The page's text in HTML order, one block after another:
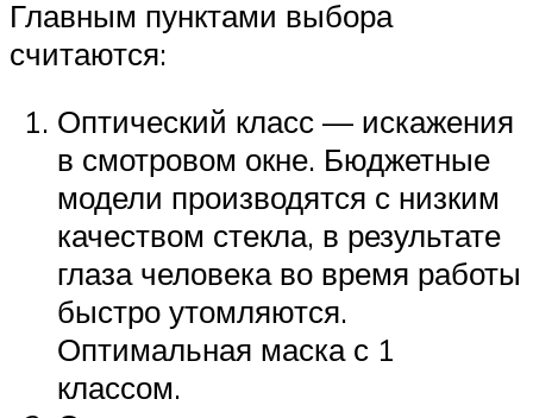
Главным пунктами выбора
считаются:
Оптический класс — искажения
в смотровом окне. Бюджетные
модели производятся с низким
качеством стекла, в результате
глаза человека во время работы
быстро утомляются.
Оптимальная маска с 1
классом.